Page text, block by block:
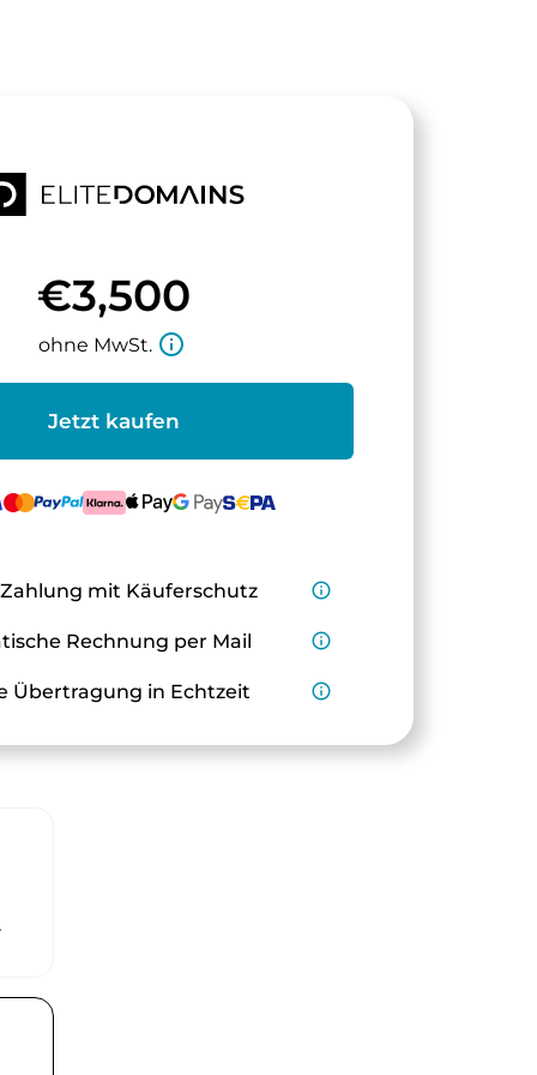
€3,500
ohne MwSt. info_outline
Jetzt kaufen
mit Käuferschutz info_outline
Rechnung per Mail info_outline
Übertragung in Echtzeit info_outline